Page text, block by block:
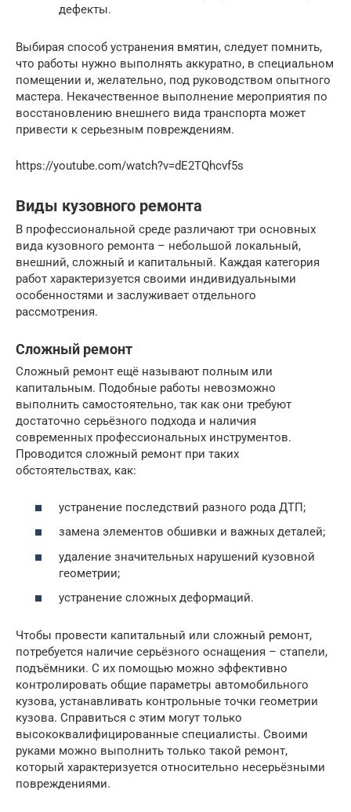
дефекты.
Выбирая способ устранения вмятин, следует помнить,
что работы нужно выполнять аккуратно, в специальном
помещении и, желательно, под руководством опытного
мастера. Некачественное выполнение мероприятия по
восстановлению внешнего вида транспорта может
привести к серьезным повреждениям.
https://youtube.com/watch?v=dE2TQhcvf5s
Виды кузовного ремонта
В профессиональной среде различают три основных
вида кузовного ремонта – небольшой локальный,
внешний, сложный и капитальный. Каждая категория
работ характеризуется своими индивидуальными
особенностями и заслуживает отдельного
рассмотрения.
Сложный ремонт
Сложный ремонт ещё называют полным или
капитальным. Подобные работы невозможно
выполнить самостоятельно, так как они требуют
достаточно серьёзного подхода и наличия
современных профессиональных инструментов.
Проводится сложный ремонт при таких
обстоятельствах, как:
устранение последствий разного рода ДТП;
замена элементов обшивки и важных деталей;
удаление значительных нарушений кузовной
геометрии;
устранение сложных деформаций.
Чтобы провести капитальный или сложный ремонт,
потребуется наличие серьёзного оснащения – стапели,
подъёмники. С их помощью можно эффективно
контролировать общие параметры автомобильного
кузова, устанавливать контрольные точки геометрии
кузова. Справиться с этим могут только
высококвалифицированные специалисты. Своими
руками можно выполнить только такой ремонт,
который характеризуется относительно несерьёзными
повреждениями.